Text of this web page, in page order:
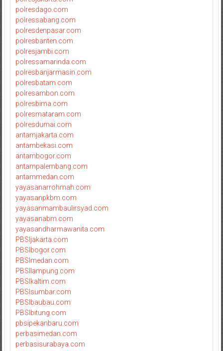
polresdago.com
polressabang.com
polresdenpasar.com
polresbanten.com
polresjambi.com
polressamarinda.com
polresbanjarmasin.com
polresbatam.com
polresambon.com
polresbima.com
polresmataram.com
polresdumai.com
antamjakarta.com
antambekasi.com
antambogor.com
antampalembang.com
antammedan.com
yayasanarrohmah.com
yayasanpkbm.com
yayasanmambaulirsyad.com
yayasanabm.com
yayasandharmawanita.com
PBSIjakarta.com
PBSIbogor.com
PBSImedan.com
PBSIlampung.com
PBSIkaltim.com
PBSIsumbar.com
PBSIbaubau.com
PBSIbitung.com
pbsipekanbaru.com
perbasimedan.com
perbasisurabaya.com